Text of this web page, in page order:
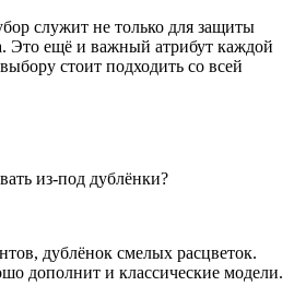
служит не только для защиты
Это ещё и важный атрибут каждой
стоит подходить со всей
из-под дублёнки?
дублёнок смелых расцветок.
дополнит и классические модели.